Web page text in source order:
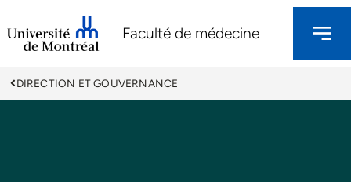
Faculté de médecine
DIRECTION ET GOUVERNANCE